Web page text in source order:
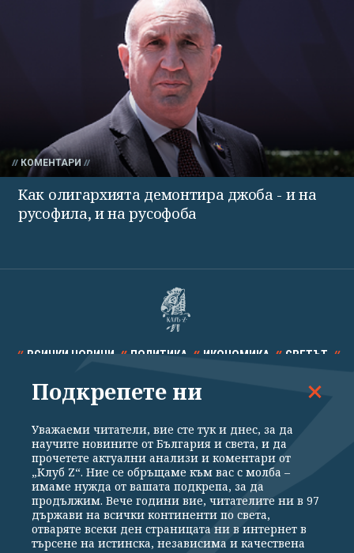
КОМЕНТАРИ
Как олигархията демонтира джоба - и на
русофила, и на русофоба
ВСИЧКИ НОВИНИ ПОЛИТИКА ИКОНОМИКА СВЕТЪТ
СПОРТ КУЛТУРА ТЕХНОЛОГИИ КАЛЕЙДОСКОП
Общи условия
Политика за поверителност
Реклама
Партньори Контакти
За Клуб Z
Подкрепете ни
Уважаеми читатели, вие сте тук и днес, за да
научите новините от България и света, и да
прочетете актуални анализи и коментари от
„Клуб Z“. Ние се обръщаме към вас с молба –
имаме нужда от вашата подкрепа, за да
продължим. Вече години вие, читателите ни в 97
държави на всички континенти по света,
отваряте всеки ден страницата ни в интернет в
търсене на истинска, независима и качествена